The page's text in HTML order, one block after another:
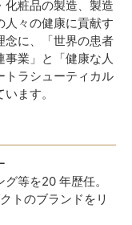
化粧品の製造、製造
人々の健康に貢献す
念に、「世界の患者
事業」と「健康な人
トラシューティカル
ます。
等を20 年歴任。
トのブランドをリ